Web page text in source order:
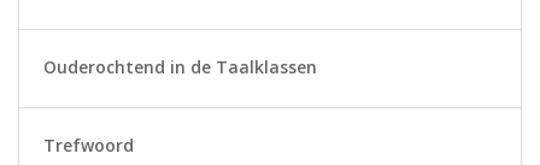
Ouderochtend in de Taalklassen
Trefwoord